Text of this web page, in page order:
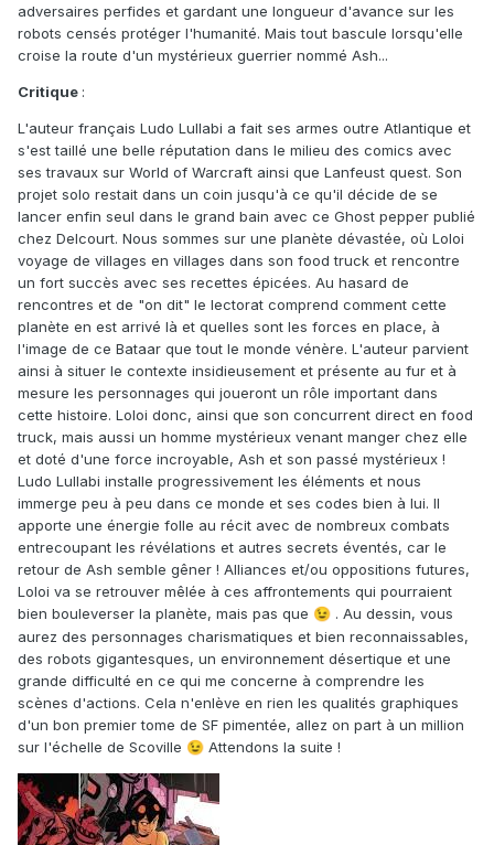
adversaires perfides et gardant une longueur d'avance sur les
robots censés protéger l'humanité. Mais tout bascule lorsqu'elle
croise la route d'un mystérieux guerrier nommé Ash...
Critique :
L'auteur français Ludo Lullabi a fait ses armes outre Atlantique et
s'est taillé une belle réputation dans le milieu des comics avec
ses travaux sur World of Warcraft ainsi que Lanfeust quest. Son
projet solo restait dans un coin jusqu'à ce qu'il décide de se
lancer enfin seul dans le grand bain avec ce Ghost pepper publié
chez Delcourt. Nous sommes sur une planète dévastée, où Loloi
voyage de villages en villages dans son food truck et rencontre
un fort succès avec ses recettes épicées. Au hasard de
rencontres et de "on dit" le lectorat comprend comment cette
planète en est arrivé là et quelles sont les forces en place, à
l'image de ce Bataar que tout le monde vénère. L'auteur parvient
ainsi à situer le contexte insidieusement et présente au fur et à
mesure les personnages qui joueront un rôle important dans
cette histoire. Loloi donc, ainsi que son concurrent direct en food
truck, mais aussi un homme mystérieux venant manger chez elle
et doté d'une force incroyable, Ash et son passé mystérieux !
Ludo Lullabi installe progressivement les éléments et nous
immerge peu à peu dans ce monde et ses codes bien à lui. Il
apporte une énergie folle au récit avec de nombreux combats
entrecoupant les révélations et autres secrets éventés, car le
retour de Ash semble gêner ! Alliances et/ou oppositions futures,
Loloi va se retrouver mêlée à ces affrontements qui pourraient
bien bouleverser la planète, mais pas que 😉 . Au dessin, vous
aurez des personnages charismatiques et bien reconnaissables,
des robots gigantesques, un environnement désertique et une
grande difficulté en ce qui me concerne à comprendre les
scènes d'actions. Cela n'enlève en rien les qualités graphiques
d'un bon premier tome de SF pimentée, allez on part à un million
sur l'échelle de Scoville 😉 Attendons la suite !